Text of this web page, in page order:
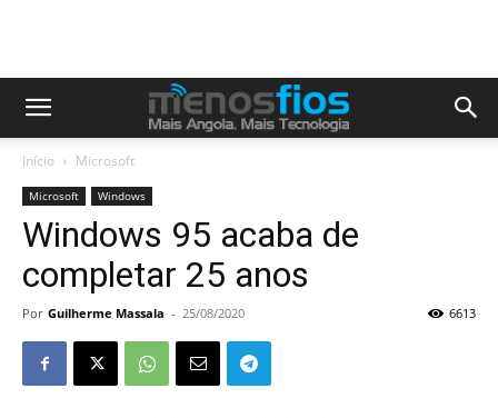
Início Microsoft
Microsoft Windows
Windows 95 acaba de
completar 25 anos
Por Guilherme Massala - 25/08/2020 6613